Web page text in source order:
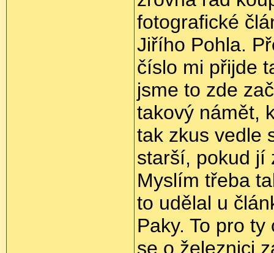
fotografické
Jiřího Pohla.
číslo mi přijde
jsme to zde
takový námět,
tak zkus vedle
starší, pokud jí
Myslím třeba
to udělal u
Paky. To pro
se o železnici